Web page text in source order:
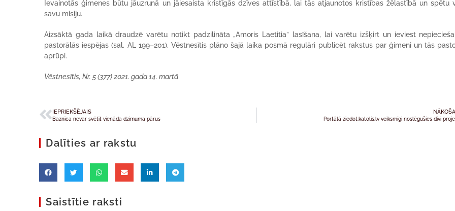
Ievainotās ģimenes būtu jāuzrunā un jāiesaista kristīgās dzīves attīstībā, lai tās atjaunotos kristības žēlastībā un spētu
savu misiju.
Aizsāktā gada laikā draudzē varētu notikt padziļināta „Amoris Laetitia” lasīšana, lai varētu izšķirt un ieviest
pastorālās iespējas (sal. AL 199–201). Vēstnesītis plāno šajā laika posmā regulāri publicēt rakstus par ģimeni un tās
aprūpi.
Vēstnesītis, Nr. 5 (377) 2021. gada 14. martā
IEPRIEKŠĒJAIS
Baznīca nevar svētīt vienāda dzimuma pārus Portālā ziedot.katolis.lv veiksmīgi noslēgušies divi
Dalīties ar rakstu
Saistītie raksti